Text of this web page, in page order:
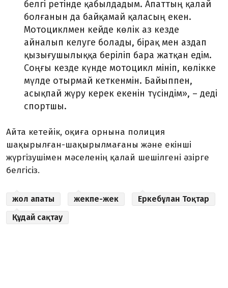
белгі ретінде қабылдадым. Апаттың қалай
болғанын да байқамай қаласың екен.
Мотоциклмен кейде көлік аз кезде
айналып келуге болады, бірақ мен аздап
қызығушылыққа беріліп бара жатқан едім.
Соңғы кезде күнде мотоцикл мініп, көлікке
мүлде отырмай кеткенмін. Байыппен,
асықпай жүру керек екенін түсіндім», – деді
спортшы.
Айта кетейік, оқиға орнына полиция
шақырылған-шақырылмағаны және екінші
жүргізушімен мәселенің қалай шешілгені әзірге
белгісіз.
жол апаты жекпе-жек
Еркебұлан Тоқтар
Құдай сақтау